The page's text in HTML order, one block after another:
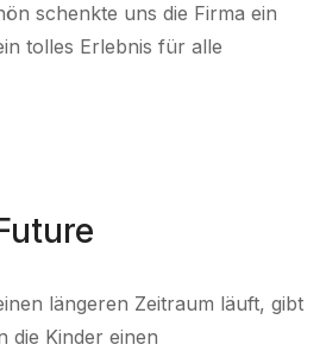
schenkte uns die Firma ein
tolles Erlebnis für alle
längeren Zeitraum läuft, gibt
die Kinder einen